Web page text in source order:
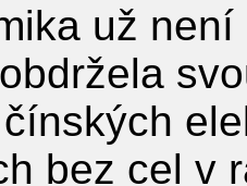
už
bez cel v